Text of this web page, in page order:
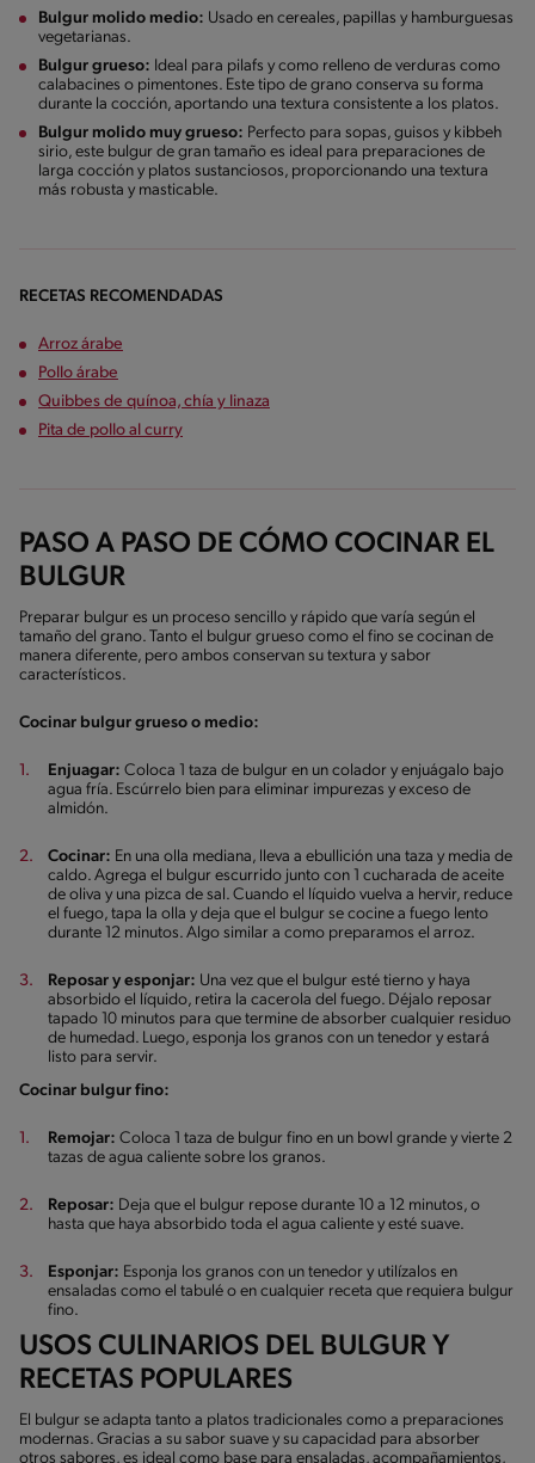
Bulgur molido medio: Usado en cereales, papillas y hamburguesas
vegetarianas.
Bulgur grueso: Ideal para pilafs y como relleno de verduras como
calabacines o pimentones. Este tipo de grano conserva su forma
durante la cocción, aportando una textura consistente a los platos.
Bulgur molido muy grueso: Perfecto para sopas, guisos y kibbeh
sirio, este bulgur de gran tamaño es ideal para preparaciones de
larga cocción y platos sustanciosos, proporcionando una textura
más robusta y masticable.
RECETAS RECOMENDADAS
Arroz árabe
Pollo árabe
Quibbes de quínoa, chía y linaza
Pita de pollo al curry
PASO A PASO DE CÓMO COCINAR EL
BULGUR
Preparar bulgur es un proceso sencillo y rápido que varía según el
tamaño del grano. Tanto el bulgur grueso como el fino se cocinan de
manera diferente, pero ambos conservan su textura y sabor
característicos.
Cocinar bulgur grueso o medio:
Enjuagar: Coloca 1 taza de bulgur en un colador y enjuágalo bajo
agua fría. Escúrrelo bien para eliminar impurezas y exceso de
almidón.
Cocinar: En una olla mediana, lleva a ebullición una taza y media de
caldo. Agrega el bulgur escurrido junto con 1 cucharada de aceite
de oliva y una pizca de sal. Cuando el líquido vuelva a hervir, reduce
el fuego, tapa la olla y deja que el bulgur se cocine a fuego lento
durante 12 minutos. Algo similar a como preparamos el arroz.
Reposar y esponjar: Una vez que el bulgur esté tierno y haya
absorbido el líquido, retira la cacerola del fuego. Déjalo reposar
tapado 10 minutos para que termine de absorber cualquier residuo
de humedad. Luego, esponja los granos con un tenedor y estará
listo para servir.
Cocinar bulgur fino:
Remojar: Coloca 1 taza de bulgur fino en un bowl grande y vierte 2
tazas de agua caliente sobre los granos.
Reposar: Deja que el bulgur repose durante 10 a 12 minutos, o
hasta que haya absorbido toda el agua caliente y esté suave.
Esponjar: Esponja los granos con un tenedor y utilízalos en
ensaladas como el tabulé o en cualquier receta que requiera bulgur
fino.
USOS CULINARIOS DEL BULGUR Y
RECETAS POPULARES
El bulgur se adapta tanto a platos tradicionales como a preparaciones
modernas. Gracias a su sabor suave y su capacidad para absorber
otros sabores, es ideal como base para ensaladas, acompañamientos,